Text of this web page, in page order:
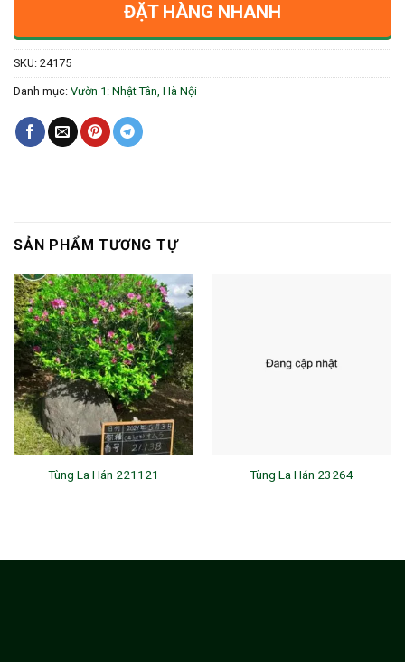
ĐẶT HÀNG NHANH
SKU: 24175
Danh mục: Vườn 1: Nhật Tân, Hà Nội
SẢN PHẨM TƯƠNG TỰ
Tùng La Hán 221121 Tùng La Hán 23264